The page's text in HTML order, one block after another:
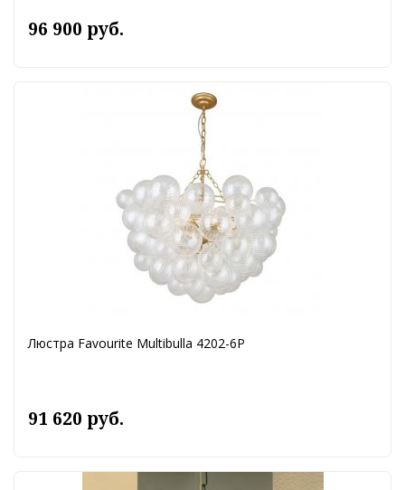
96 900 руб.
Люстра Favourite Multibulla 4202-6P
91 620 руб.